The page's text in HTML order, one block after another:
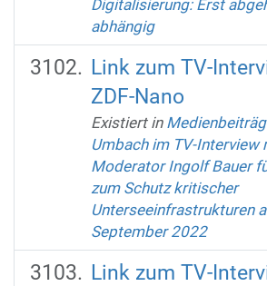
Digitalisierung: Erst
abhängig
Link zum TV-
ZDF-Nano
Existiert in
Umbach im TV-Interview
Moderator Ingolf Bauer
zum Schutz kritischer
Unterseeinfrastrukturen
September 2022
Link zum TV-